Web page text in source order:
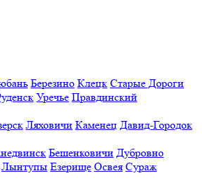
Березино Клецк Старые Дороги
Уречье Правдинский
Ляховичи Каменец Давид-Городок
Бешенковичи Дубровно
Лынтупы Езерище Освея Сураж